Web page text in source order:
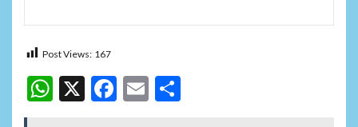
Post Views: 167
WhatsApp
X Facebook
Email